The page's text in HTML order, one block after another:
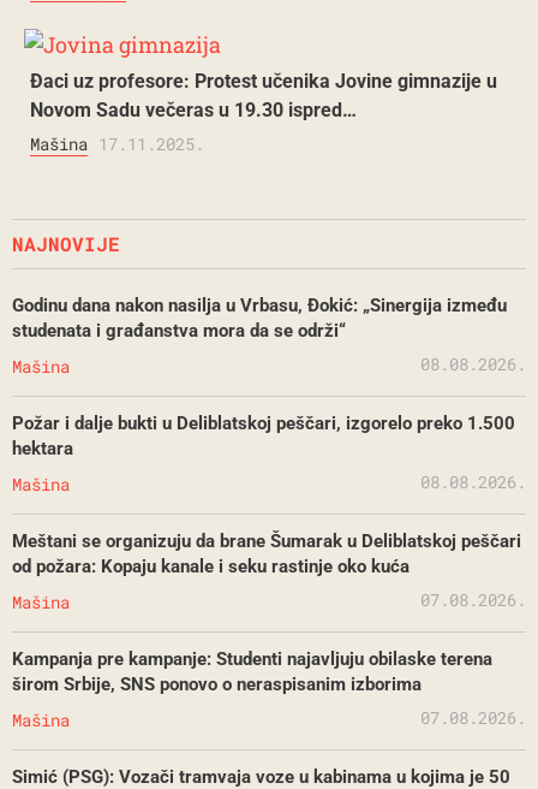
Đaci uz profesore: Protest učenika Jovine gimnazije u
Novom Sadu večeras u 19.30 ispred…
Mašina 17.11.2025.
NAJNOVIJE
Godinu dana nakon nasilja u Vrbasu, Đokić: „Sinergija između
studenata i građanstva mora da se održi“
Mašina 08.08.2026.
Požar i dalje bukti u Deliblatskoj peščari, izgorelo preko 1.500
hektara
Mašina 08.08.2026.
Meštani se organizuju da brane Šumarak u Deliblatskoj peščari
od požara: Kopaju kanale i seku rastinje oko kuća
Mašina 07.08.2026.
Kampanja pre kampanje: Studenti najavljuju obilaske terena
širom Srbije, SNS ponovo o neraspisanim izborima
Mašina 07.08.2026.
Simić (PSG): Vozači tramvaja voze u kabinama u kojima je 50